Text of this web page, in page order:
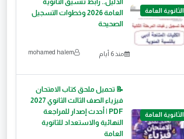
الثانوية العامة
الدليل.. رابط تنسيق الثانوية
العامة 2026 وخطوات التسجيل
الصحيحة
منذ 6 أيام mohamed halem
الثانوية العامة
📝 تحميل ملحق كتاب الامتحان
فيزياء الصف الثالث الثانوي 2027
PDF | أحدث إصدار للمراجعة
النهائية والاستعداد للثانوية
العامة